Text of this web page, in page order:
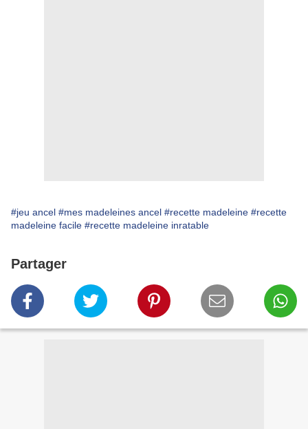
#jeu ancel #mes madeleines ancel #recette madeleine #recette
madeleine facile #recette madeleine inratable
Partager